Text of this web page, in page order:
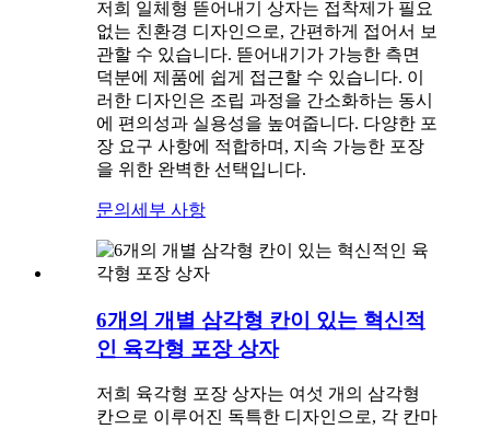
저희 일체형 뜯어내기 상자는 접착제가 필요
없는 친환경 디자인으로, 간편하게 접어서 보
관할 수 있습니다. 뜯어내기가 가능한 측면
덕분에 제품에 쉽게 접근할 수 있습니다. 이
러한 디자인은 조립 과정을 간소화하는 동시
에 편의성과 실용성을 높여줍니다. 다양한 포
장 요구 사항에 적합하며, 지속 가능한 포장
을 위한 완벽한 선택입니다.
문의 세부 사항
6개의 개별 삼각형 ​​칸이 있는 혁신적
인 육각형 포장 상자
저희 육각형 포장 상자는 여섯 개의 삼각형
칸으로 이루어진 독특한 디자인으로, 각 칸마